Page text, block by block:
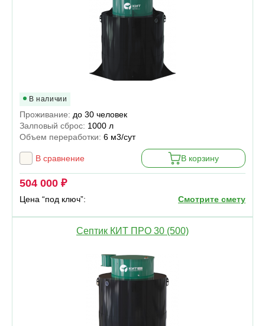
В наличии
Проживание: до 30 человек
Залповый сброс: 1000 л
Объем переработки: 6 м3/сут
В сравнение В корзину
504 000 ₽
Цена “под ключ”: Смотрите смету
Септик КИТ ПРО 30 (500)